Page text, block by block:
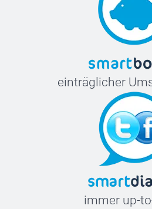
einträglicher
immer up-